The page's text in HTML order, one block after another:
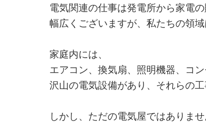
電気関連の仕事は発電所から家電
幅広くございますが、私たちの領
家庭内には、
エアコン、換気扇、照明機器、コ
沢山の電気設備があり、それらの工
しかし、ただの電気屋ではありませ